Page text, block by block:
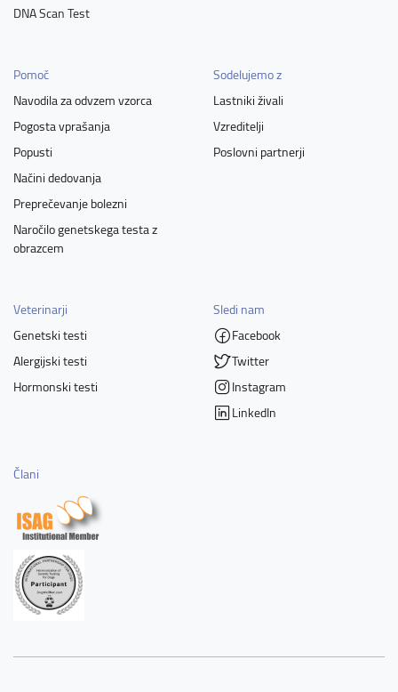
DNA Scan Test
Pomoč
Navodila za odvzem vzorca
Pogosta vprašanja
Popusti
Načini dedovanja
Preprečevanje bolezni
Naročilo genetskega testa z
obrazcem
Sodelujemo z
Lastniki živali
Vzreditelji
Poslovni partnerji
Veterinarji
Genetski testi
Alergijski testi
Hormonski testi
Sledi nam
Facebook
Twitter
Instagram
LinkedIn
Člani